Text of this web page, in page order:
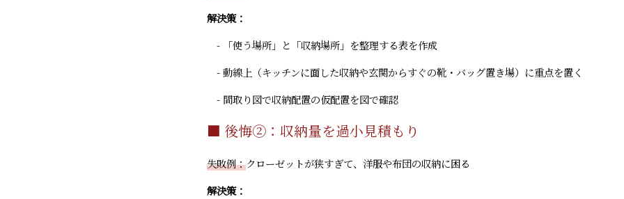
解決策：
- 「使う場所」と「収納場所」を整理する表を作成
- 動線上（キッチンに面した収納や玄関からすぐの靴・バッグ置き場）に重点を置く
- 間取り図で収納配置の仮配置を図で確認
■ 後悔②：収納量を過小見積もり
失敗例：クローゼットが狭すぎて、洋服や布団の収納に困る
解決策：